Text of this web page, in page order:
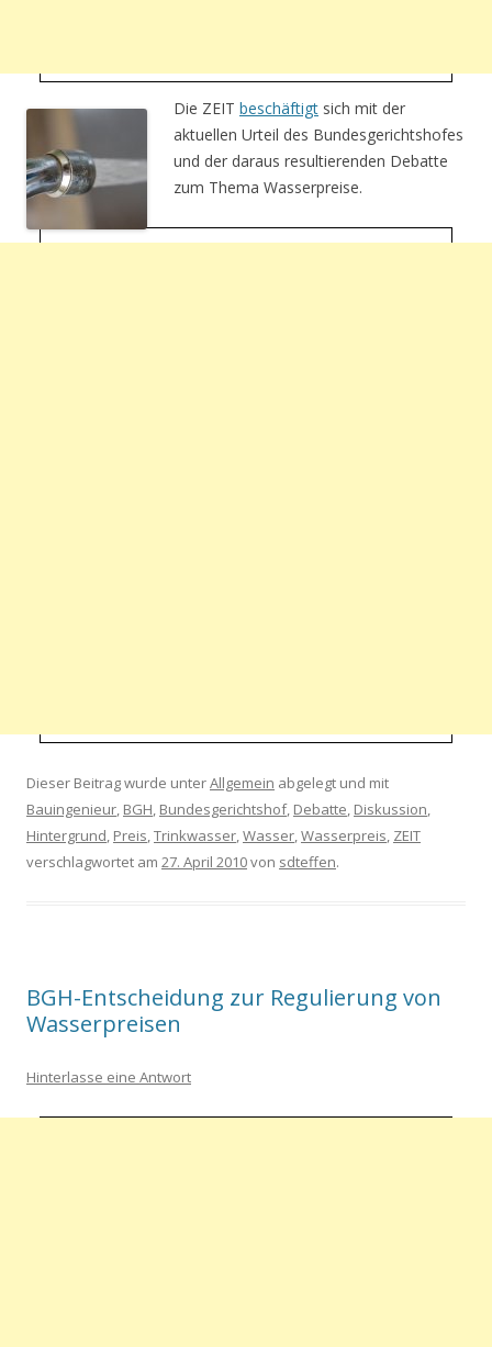
Die ZEIT beschäftigt sich mit der
aktuellen Urteil des Bundesgerichtshofes
und der daraus resultierenden Debatte
zum Thema Wasserpreise.
Dieser Beitrag wurde unterAllgemein abgelegt und mit
Bauingenieur, BGH, Bundesgerichtshof, Debatte, Diskussion,
Hintergrund, Preis,Trinkwasser,Wasser,Wasserpreis, ZEIT
verschlagwortet am 27. April 2010von sdteffen.
BGH-Entscheidung zur Regulierung von
Wasserpreisen
Hinterlasse eine Antwort